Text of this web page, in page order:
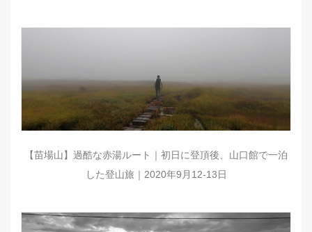
【苗場山】過酷な赤湯ルート｜初日に登頂後、山口館で一泊
した登山旅｜2020年9月12-13日